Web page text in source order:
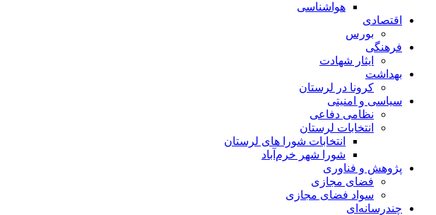
هواشناسی
اقتصادی
بورس
فرهنگی
ایثار شهادت
بهداشت
کرونا در لرستان
سیاسی و امنیتی
نظامی دفاعی
انتخابات لرستان
انتخابات شورا های لرستان
شورا شهر خرم‌آباد
پژوهش و فناوری
فضای مجازی
سواد فضای مجازی
چندرسانه‌ای